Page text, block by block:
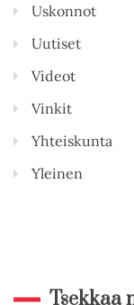
Uskonnot
Uutiset
Videot
Vinkit
Yhteiskunta
Yleinen
Tsekkaa